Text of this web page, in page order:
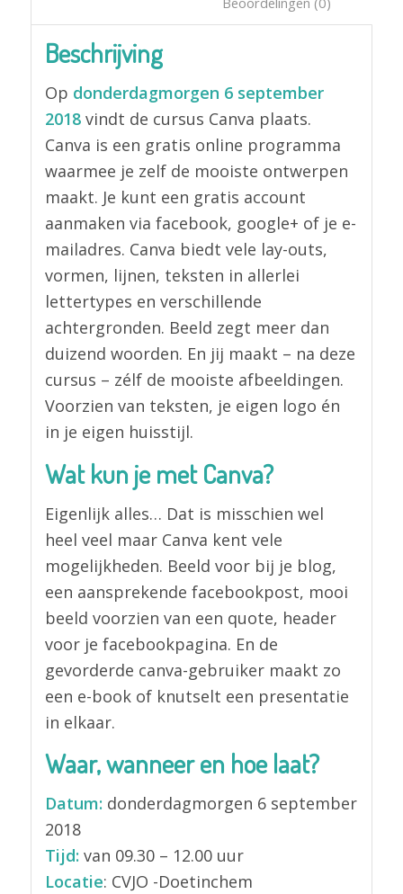
Beschrijving
Op donderdagmorgen 6 september
2018vindt de cursus Canva plaats.
Canva is een gratis online programma
waarmee je zelf de mooiste ontwerpen
maakt. Je kunt een gratis account
aanmaken via facebook, google+ of je e-
mailadres. Canva biedt vele lay-outs,
vormen, lijnen, teksten in allerlei
lettertypes en verschillende
achtergronden. Beeld zegt meer dan
duizend woorden. En jij maakt – na deze
cursus – zélf de mooiste afbeeldingen.
Voorzien van teksten, je eigen logo én
in je eigen huisstijl.
Wat kun je met Canva?
Eigenlijk alles… Dat is misschien wel
heel veel maar Canva kent vele
mogelijkheden. Beeld voor bij je blog,
een aansprekende facebookpost, mooi
beeld voorzien van een quote, header
voor je facebookpagina. En de
gevorderde canva-gebruiker maakt zo
een e-book of knutselt een presentatie
in elkaar.
Waar, wanneer en hoe laat?
Datum: donderdagmorgen 6 september
2018
Tijd: van 09.30 – 12.00 uur
Locatie: CVJO -Doetinchem